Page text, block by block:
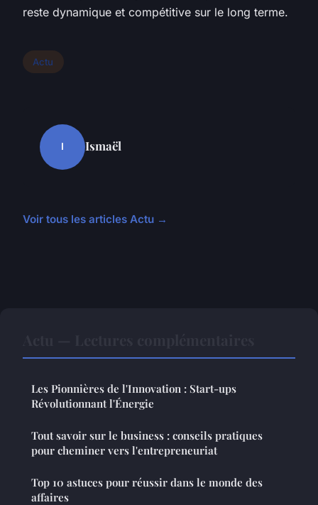
reste dynamique et compétitive sur le long terme.
Actu
I Ismaël
Voir tous les articles Actu →
Les Pionnières de l'Innovation : Start-ups
Révolutionnant l'Énergie
Tout savoir sur le business : conseils pratiques
pour cheminer vers l'entrepreneuriat
Top 10 astuces pour réussir dans le monde des
affaires